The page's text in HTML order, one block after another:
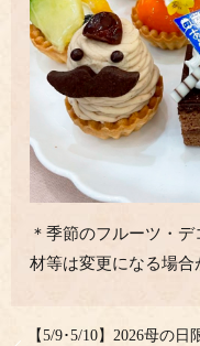
＊季節のフルーツ・
材等は変更になる場合
【5/9･5/10】2026母の